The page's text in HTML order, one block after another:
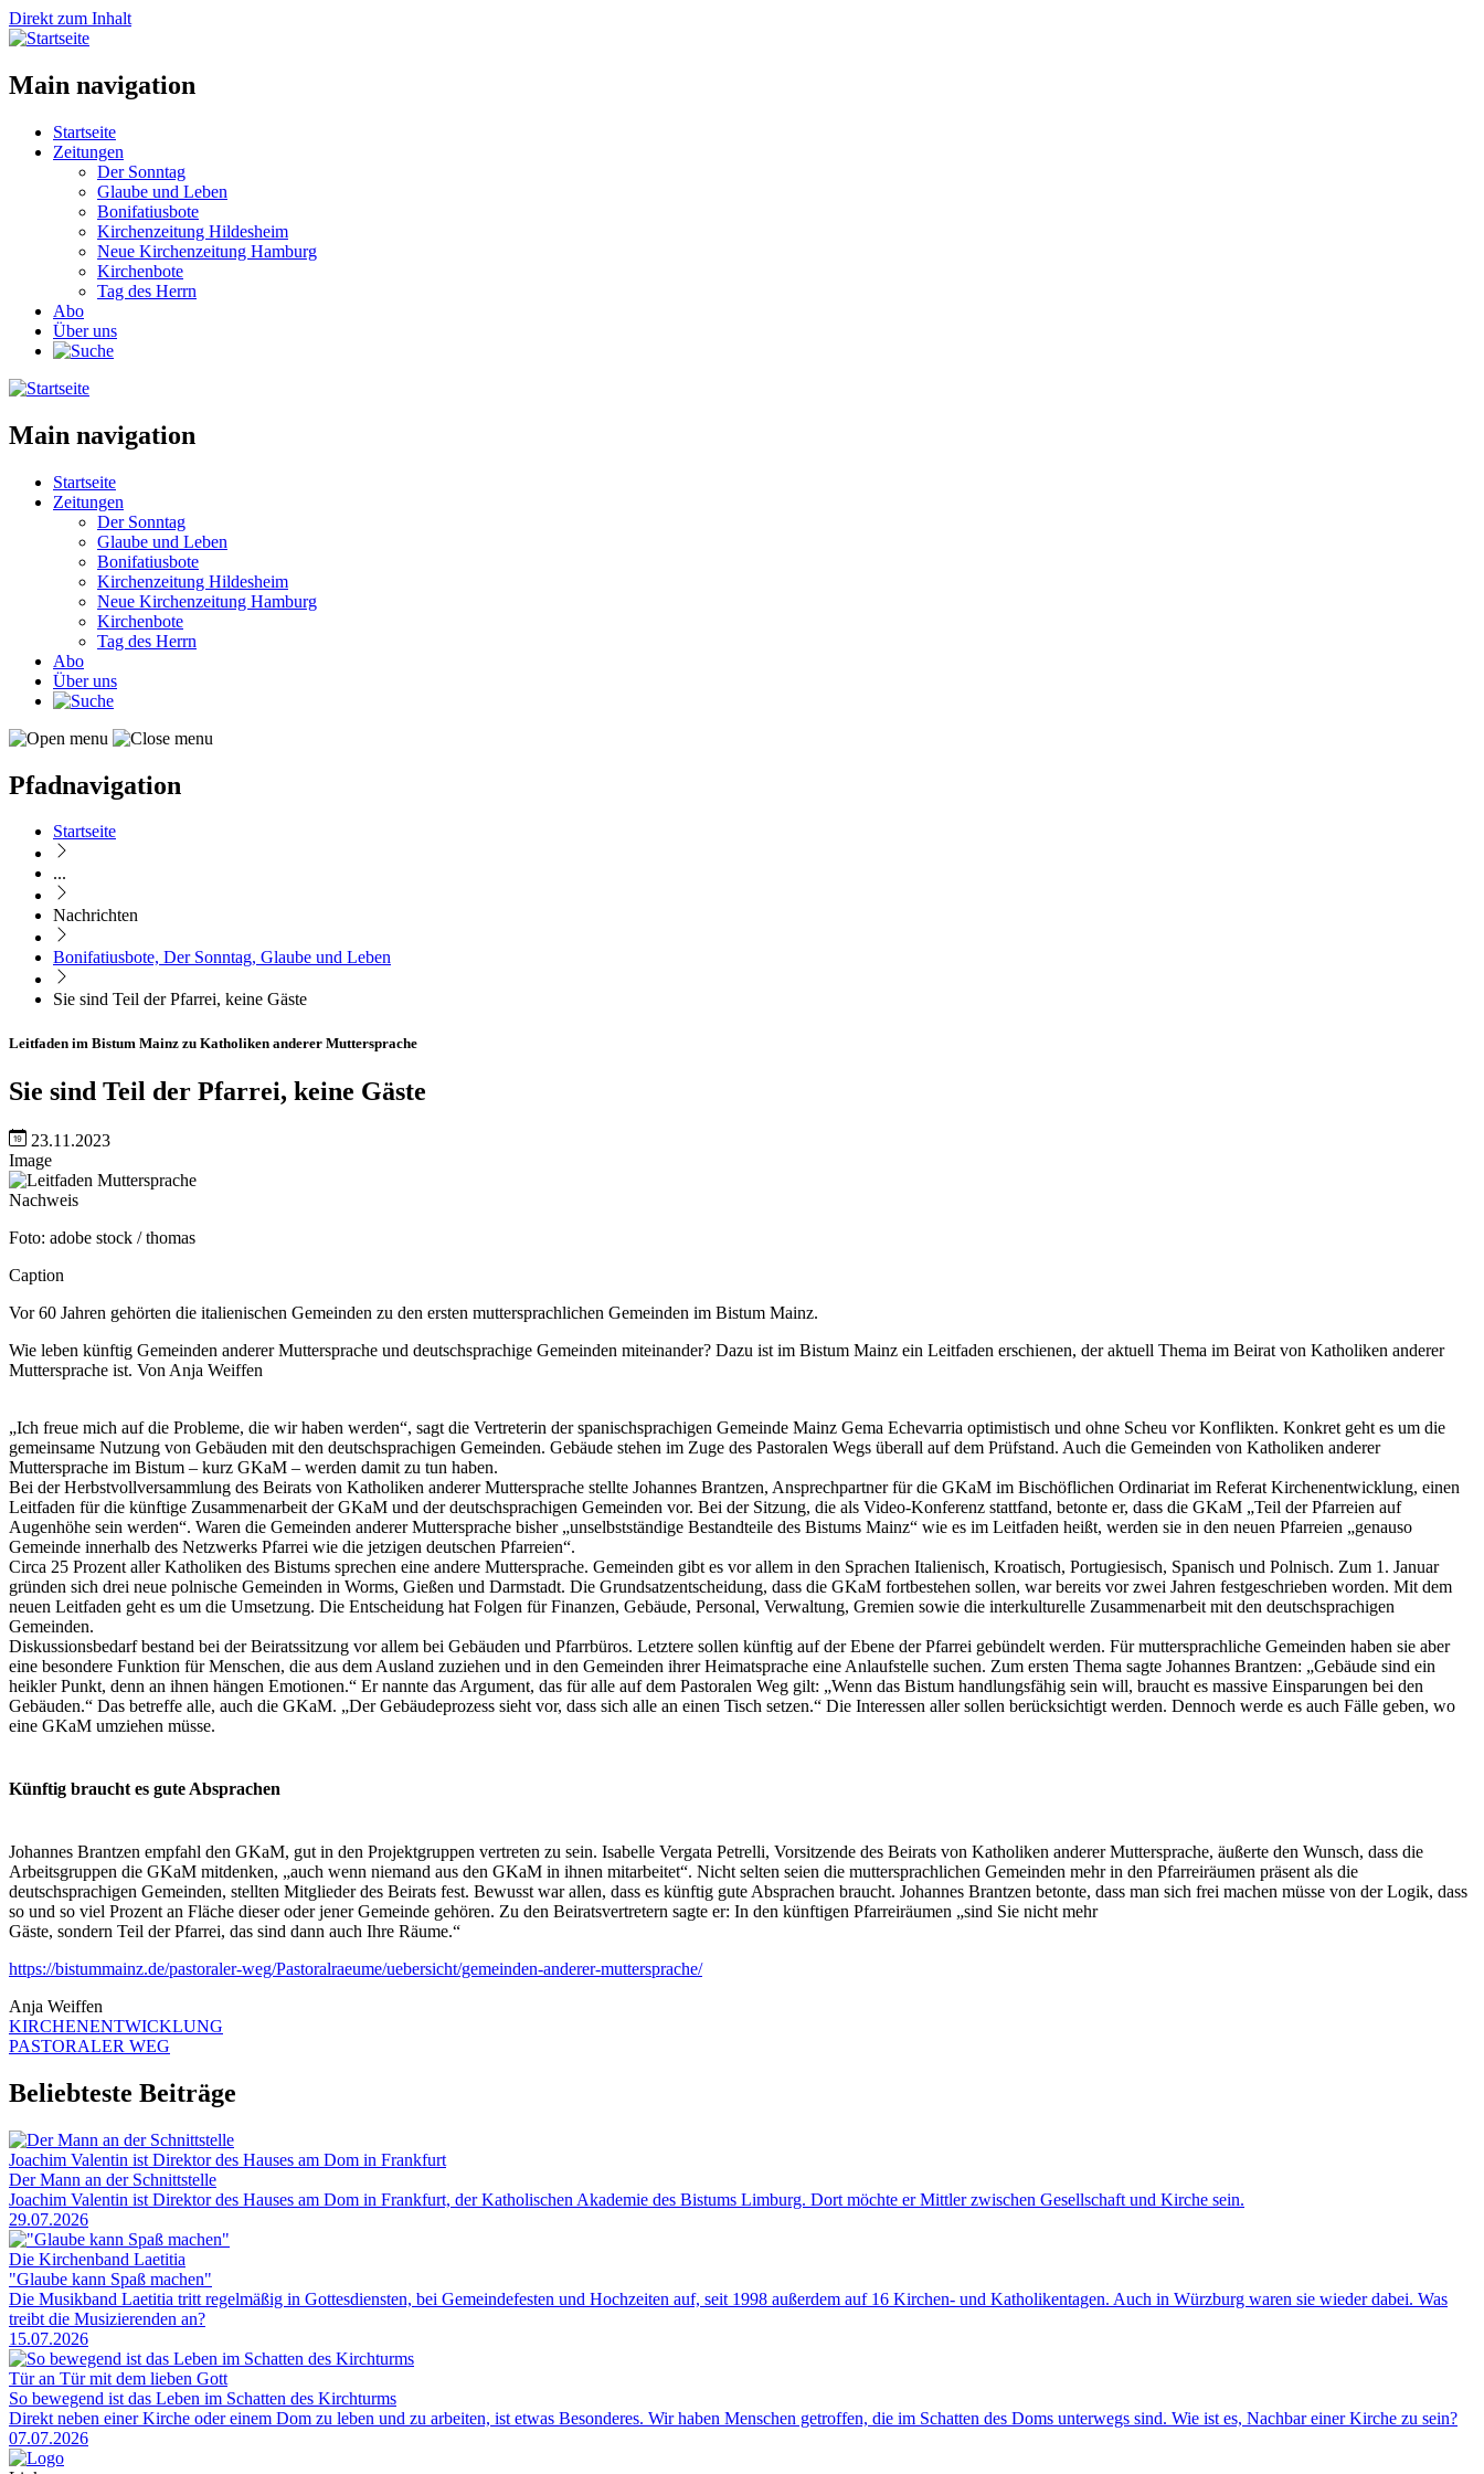
Direkt zum Inhalt
Main navigation
Startseite
Zeitungen
Der Sonntag
Glaube und Leben
Bonifatiusbote
Kirchenzeitung Hildesheim
Neue Kirchenzeitung Hamburg
Kirchenbote
Tag des Herrn
Abo
Über uns
Main navigation
Startseite
Zeitungen
Der Sonntag
Glaube und Leben
Bonifatiusbote
Kirchenzeitung Hildesheim
Neue Kirchenzeitung Hamburg
Kirchenbote
Tag des Herrn
Abo
Über uns
Pfadnavigation
Startseite
...
Nachrichten
Bonifatiusbote, Der Sonntag, Glaube und Leben
Sie sind Teil der Pfarrei, keine Gäste
Leitfaden im Bistum Mainz zu Katholiken anderer Muttersprache
Sie sind Teil der Pfarrei, keine Gäste
23.11.2023
Image
Nachweis
Foto: adobe stock / thomas
Caption
Vor 60 Jahren gehörten die italienischen Gemeinden zu den ersten muttersprachlichen Gemeinden im Bistum Mainz.
Wie leben künftig Gemeinden anderer Muttersprache und deutschsprachige Gemeinden miteinander? Dazu ist im Bistum Mainz ein Leitfaden erschienen, der aktuell Thema im Beirat von Katholiken anderer
Muttersprache ist. Von Anja Weiffen
„Ich freue mich auf die Probleme, die wir haben werden“, sagt die Vertreterin der spanischsprachigen Gemeinde Mainz Gema Echevarria optimistisch und ohne Scheu vor Konflikten. Konkret geht es um die
gemeinsame Nutzung von Gebäuden mit den deutschsprachigen Gemeinden. Gebäude stehen im Zuge des Pastoralen Wegs überall auf dem Prüfstand. Auch die Gemeinden von Katholiken anderer
Muttersprache im Bistum – kurz GKaM – werden damit zu tun haben.
Bei der Herbstvollversammlung des Beirats von Katholiken anderer Muttersprache stellte Johannes Brantzen, Ansprechpartner für die GKaM im Bischöflichen Ordinariat im Referat Kirchenentwicklung, einen
Leitfaden für die künftige Zusammenarbeit der GKaM und der deutschsprachigen Gemeinden vor. Bei der Sitzung, die als Video-Konferenz stattfand, betonte er, dass die GKaM „Teil der Pfarreien auf
Augenhöhe sein werden“. Waren die Gemeinden anderer Muttersprache bisher „unselbstständige Bestandteile des Bistums Mainz“ wie es im Leitfaden heißt, werden sie in den neuen Pfarreien „genauso
Gemeinde innerhalb des Netzwerks Pfarrei wie die jetzigen deutschen Pfarreien“.
Circa 25 Prozent aller Katholiken des Bistums sprechen eine andere Muttersprache. Gemeinden gibt es vor allem in den Sprachen Italienisch, Kroatisch, Portugiesisch, Spanisch und Polnisch. Zum 1. Januar
gründen sich drei neue polnische Gemeinden in Worms, Gießen und Darmstadt. Die Grundsatzentscheidung, dass die GKaM fortbestehen sollen, war bereits vor zwei Jahren festgeschrieben worden. Mit dem
neuen Leitfaden geht es um die Umsetzung. Die Entscheidung hat Folgen für Finanzen, Gebäude, Personal, Verwaltung, Gremien sowie die interkulturelle Zusammenarbeit mit den deutschsprachigen
Gemeinden.
Diskussionsbedarf bestand bei der Beiratssitzung vor allem bei Gebäuden und Pfarrbüros. Letztere sollen künftig auf der Ebene der Pfarrei gebündelt werden. Für muttersprachliche Gemeinden haben sie aber
eine besondere Funktion für Menschen, die aus dem Ausland zuziehen und in den Gemeinden ihrer Heimatsprache eine Anlaufstelle suchen. Zum ersten Thema sagte Johannes Brantzen: „Gebäude sind ein
heikler Punkt, denn an ihnen hängen Emotionen.“ Er nannte das Argument, das für alle auf dem Pastoralen Weg gilt: „Wenn das Bistum handlungsfähig sein will, braucht es massive Einsparungen bei den
Gebäuden.“ Das betreffe alle, auch die GKaM. „Der Gebäudeprozess sieht vor, dass sich alle an einen Tisch setzen.“ Die Interessen aller sollen berücksichtigt werden. Dennoch werde es auch Fälle geben, wo
eine GKaM umziehen müsse.
Künftig braucht es gute Absprachen
Johannes Brantzen empfahl den GKaM, gut in den Projektgruppen vertreten zu sein. Isabelle Vergata Petrelli, Vorsitzende des Beirats von Katholiken anderer Muttersprache, äußerte den Wunsch, dass die
Arbeitsgruppen die GKaM mitdenken, „auch wenn niemand aus den GKaM in ihnen mitarbeitet“. Nicht selten seien die muttersprachlichen Gemeinden mehr in den Pfarreiräumen präsent als die
deutschsprachigen Gemeinden, stellten Mitglieder des Beirats fest. Bewusst war allen, dass es künftig gute Absprachen braucht. Johannes Brantzen betonte, dass man sich frei machen müsse von der Logik, dass
so und so viel Prozent an Fläche dieser oder jener Gemeinde gehören. Zu den Beiratsvertretern sagte er: In den künftigen Pfarreiräumen „sind Sie nicht mehr
Gäste, sondern Teil der Pfarrei, das sind dann auch Ihre Räume.“
https://bistummainz.de/pastoraler-weg/Pastoralraeume/uebersicht/gemeinden-anderer-muttersprache/
Anja Weiffen
KIRCHENENTWICKLUNG
PASTORALER WEG
Beliebteste Beiträge
Joachim Valentin ist Direktor des Hauses am Dom in Frankfurt
Der Mann an der Schnittstelle
Joachim Valentin ist Direktor des Hauses am Dom in Frankfurt, der Katholischen Akademie des Bistums Limburg. Dort möchte er Mittler zwischen Gesellschaft und Kirche sein.
29.07.2026
Die Kirchenband Laetitia
"Glaube kann Spaß machen"
Die Musikband Laetitia tritt regelmäßig in Gottesdiensten, bei Gemeindefesten und Hochzeiten auf, seit 1998 außerdem auf 16 Kirchen- und Katholikentagen. Auch in Würzburg waren sie wieder dabei. Was
treibt die Musizierenden an?
15.07.2026
Tür an Tür mit dem lieben Gott
So bewegend ist das Leben im Schatten des Kirchturms
Direkt neben einer Kirche oder einem Dom zu leben und zu arbeiten, ist etwas Besonderes. Wir haben Menschen getroffen, die im Schatten des Doms unterwegs sind. Wie ist es, Nachbar einer Kirche zu sein?
07.07.2026